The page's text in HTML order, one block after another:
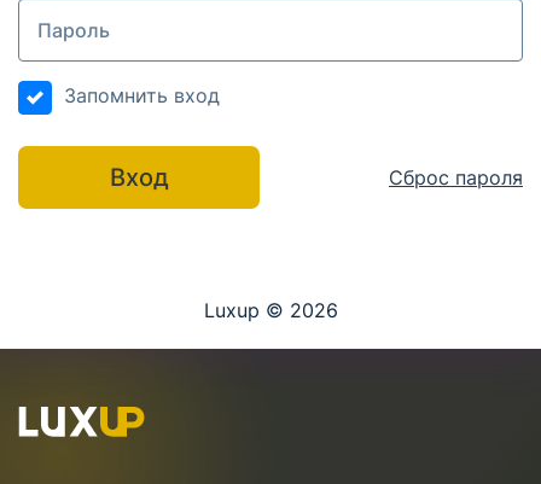
Запомнить вход
Вход Сброс пароля
Luxup © 2026